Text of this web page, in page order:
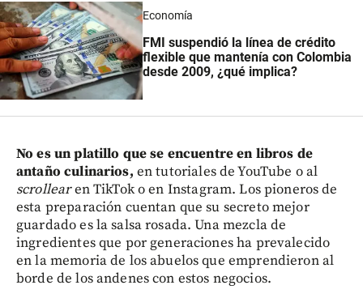
Economía
FMI suspendió la línea de crédito
flexible que mantenía con Colombia
desde 2009, ¿qué implica?
No es un platillo que se encuentre en libros de
antaño culinarios, en tutoriales de YouTube o al
scrollearen TikTok o en Instagram. Los pioneros de
esta preparación cuentan que su secreto mejor
guardado es la salsa rosada. Una mezcla de
ingredientes que por generaciones ha prevalecido
en la memoria de los abuelos que emprendieron al
borde de los andenes con estos negocios.